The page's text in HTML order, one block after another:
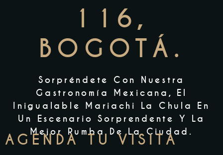
116,
BOGOTÁ.
Sorpréndete Con Nuestra
Gastronomía Mexicana, El
Inigualable Mariachi La Chula En
Un Escenario Sorprendente Y La
Mejor Rumba De La Ciudad.
AGENDA TU VISITA